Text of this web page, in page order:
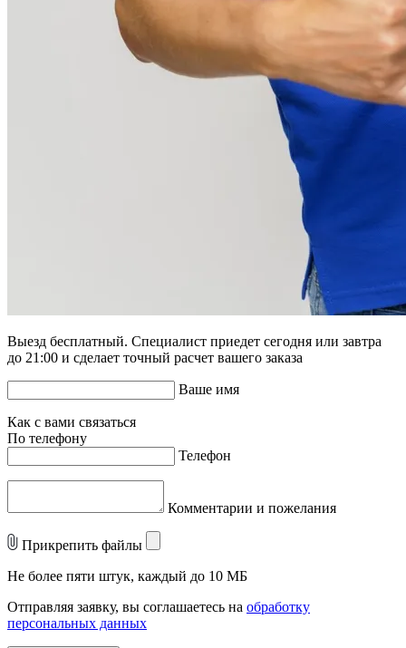
Выезд бесплатный. Специалист приедет сегодня или завтра
до 21:00 и сделает точный расчет вашего заказа
Ваше имя
Как с вами связаться
По телефону
Телефон
Комментарии и пожелания
Прикрепить файлы
Не более пяти штук, каждый до 10 МБ
Отправляя заявку, вы соглашаетесь на обработку
персональных данных